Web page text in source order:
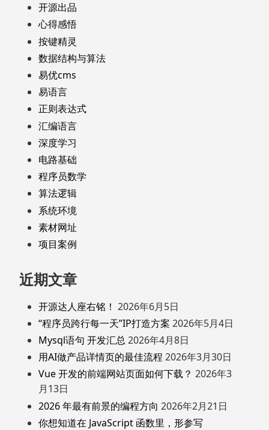
开源出品
心得感悟
按键精灵
数据结构与算法
易优cms
易语言
正则表达式
汇编语言
深度学习
电路基础
程序员数学
算法逻辑
系统环境
素材网址
项目案例
近期文章
开源达人座右铭！ 2026年6月5日
“程序员跨行每一天”IP打造方案 2026年5月4日
Mysql语句 开发汇总 2026年4月8日
用AI做产品详情页的最佳流程 2026年3月30日
Vue 开发的前端网站页面如何下载？ 2026年3
月13日
2026 年最有前景的编程方向 2026年2月21日
你想知道在 JavaScript 函数里，形参写